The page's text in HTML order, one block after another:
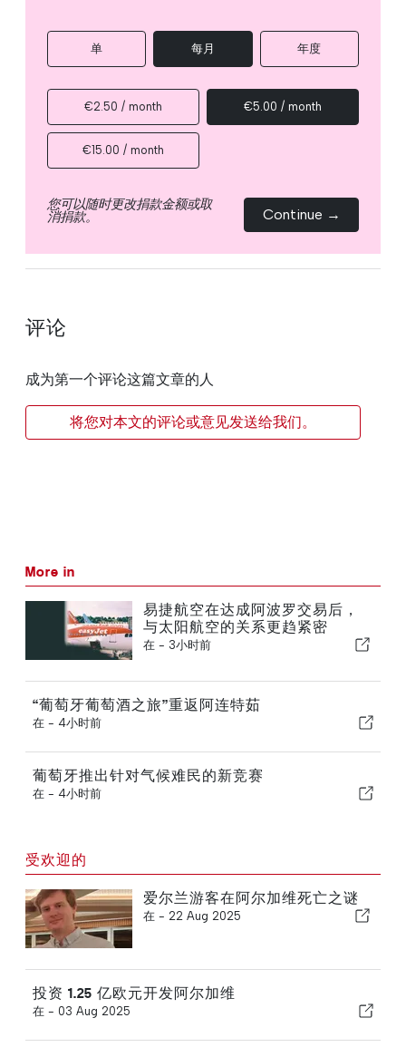
单 每月 年度
€2.50 / month €5.00 / month
€15.00 / month
您可以随时更改捐款金额或取
消捐款。 Continue →
评论
成为第一个评论这篇文章的人
将您对本文的评论或意见发送给我们。
More in
易捷航空在达成阿波罗交易后，
与太阳航空的关系更趋紧密
在 - 3小时前
“葡萄牙葡萄酒之旅”重返阿连特茹
在 - 4小时前
葡萄牙推出针对气候难民的新竞赛
在 - 4小时前
受欢迎的
爱尔兰游客在阿尔加维死亡之谜
在 - 22 Aug 2025
投资 1.25 亿欧元开发阿尔加维
在 - 03 Aug 2025